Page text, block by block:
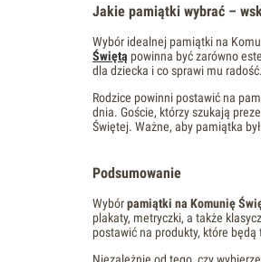
Jakie pamiątki wybrać –
Wybór idealnej pamiątki na
Świętą powinna być zarówno
dla dziecka i co sprawi mu radość.
Rodzice powinni postawić na
dnia. Goście, którzy szukają
Świętej. Ważne, aby pamiątka
Podsumowanie
Wybórpamiątki na Komunię
plakaty, metryczki, a także
postawić na produkty, które